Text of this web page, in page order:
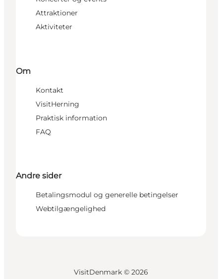
Attraktioner
Aktiviteter
Om
Kontakt
VisitHerning
Praktisk information
FAQ
Andre sider
Betalingsmodul og generelle betingelser
Webtilgængelighed
VisitDenmark © 2026